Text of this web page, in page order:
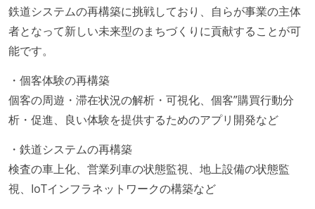
誰もがいつでも閲覧可能になっている
ドキュメントの整備やペアプロ、モブワークなど、ナ
レッジの共有を積極的に行っている（属人性を減らす
労働環境の自由度
日本国内であれば、居住地は問わずにフルリモートで
きる
業務時間中に中抜けできる制度がある
2年以内に未就学児を子育てしながら働いていたエン
鉄道システムの再構築に挑戦しており、自らが事業の主体
者となって新しい未来型のまちづくりに貢献することが可
能です。
・個客体験の再構築
個客の周遊・滞在状況の解析・可視化、個客”購買行動分
析・促進、良い体験を提供するためのアプリ開発など
・鉄道システムの再構築
検査の車上化、営業列車の状態監視、地上設備の状態監
視、IoTインフラネットワークの構築など